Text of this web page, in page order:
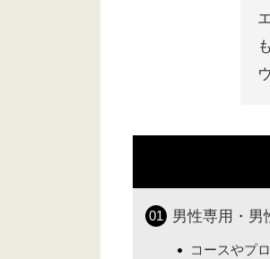
男性専用・男
コースやプ